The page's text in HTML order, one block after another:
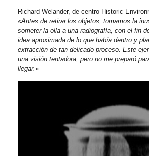
Richard Welander, de centro Historic
«Antes de retirar los objetos, tomamos la
someter la olla a una radiografía, con el fin
idea aproximada de lo que había dentro y
extracción de tan delicado proceso. Este
una visión tentadora, pero no me preparó
llegar.»